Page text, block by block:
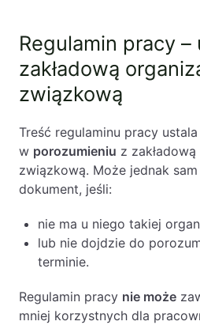
Regulamin pracy
zakładową
związkową
Treść regulaminu pracy
w porozumieniu z
związkową. Może jednak
dokument, jeśli:
nie ma u niego takiej
lub nie dojdzie do
terminie.
Regulamin pracy nie może
mniej korzystnych dla